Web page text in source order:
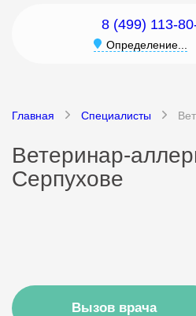
8 (499) 113-
Определение...
Главная Специалисты
Ветеринар-
Серпухове
Вызов врача